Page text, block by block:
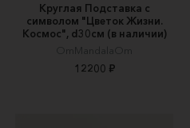
Круглая Подставка с
символом "Цветок Жизни.
Космос", d30см (в наличии)
OmMandalaOm
12200 ₽